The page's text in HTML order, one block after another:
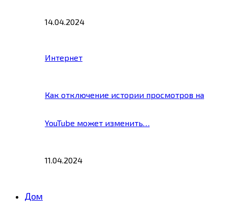
14.04.2024
Интернет
Как отключение истории просмотров на
YouTube может изменить…
11.04.2024
Дом